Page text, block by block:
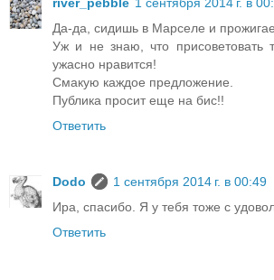
Да-да, сидишь в Марселе и
Уж и не знаю, что присоветовать
ужасно нравится!
Смакую каждое предложение.
Публика просит еще на бис!!
Ответить
Dodo
1 сентября 2014 г. в 00:49
Ира, спасибо. Я у тебя тоже с
Ответить